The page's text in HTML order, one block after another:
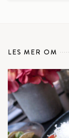
LES MER OM